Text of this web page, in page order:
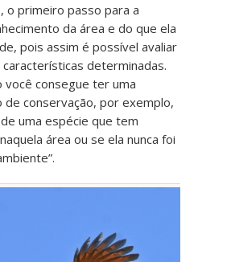
o primeiro passo para a
da área e do que ela
pois assim é possível avaliar
determinadas.
você consegue ter uma
conservação, por exemplo,
uma espécie que tem
área ou se ela nunca foi